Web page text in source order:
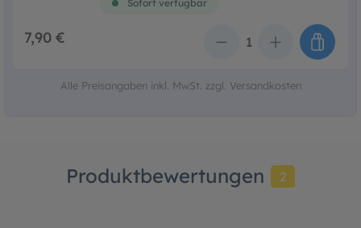
Sofort verfügbar
7,90 €
Alle Preisangaben inkl. MwSt. zzgl. Versandkosten
Produktbewertungen 2